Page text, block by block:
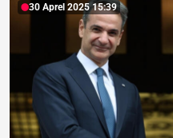
30 Aprel 2025 15:39